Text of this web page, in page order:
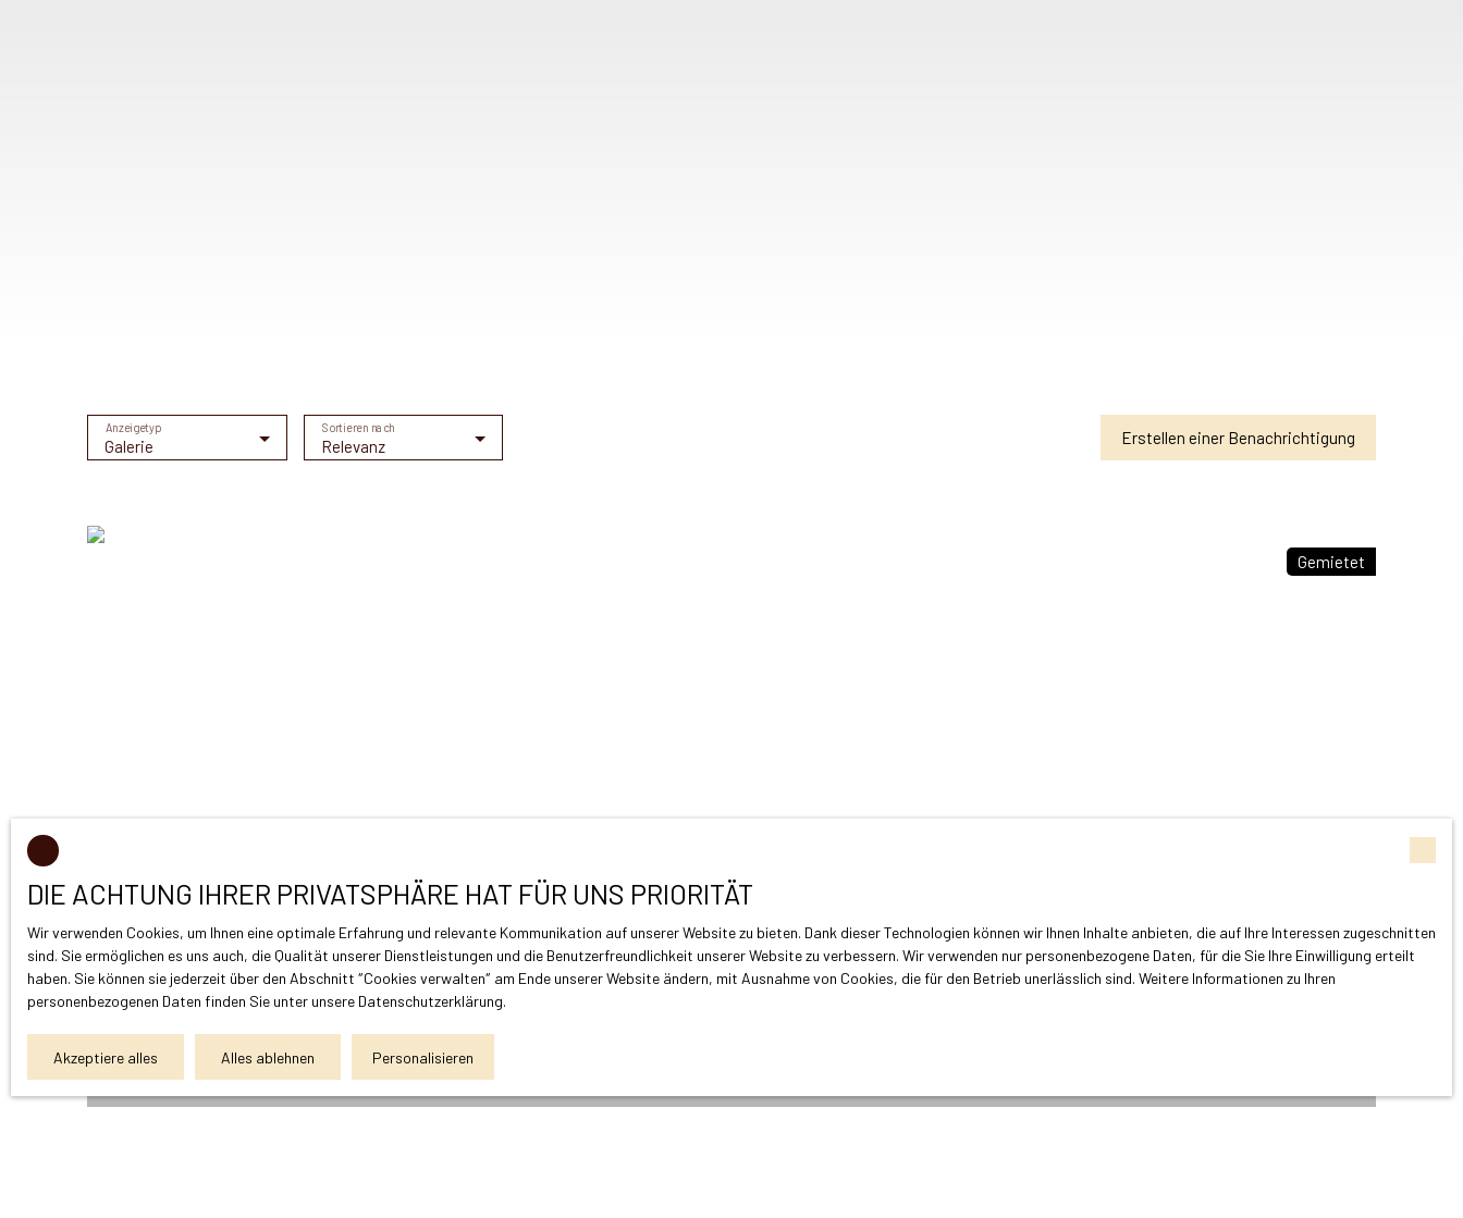
Galerie
Anzeigetyp
Relevanz
Sortieren nach Erstellen einer Benachrichtigung
Gemietet
DIE ACHTUNG IHRER PRIVATSPHÄRE HAT FÜR UNS PRIORITÄT
Wir verwenden Cookies, um Ihnen eine optimale Erfahrung und relevante Kommunikation auf unserer Website zu bieten. Dank dieser Technologien können wir Ihnen Inhalte anbieten, die auf Ihre Interessen zugeschnitten
sind. Sie ermöglichen es uns auch, die Qualität unserer Dienstleistungen und die Benutzerfreundlichkeit unserer Website zu verbessern. Wir verwenden nur personenbezogene Daten, für die Sie Ihre Einwilligung erteilt
haben. Sie können sie jederzeit über den Abschnitt ″Cookies verwalten″ am Ende unserer Website ändern, mit Ausnahme von Cookies, die für den Betrieb unerlässlich sind. Weitere Informationen zu Ihren
personenbezogenen Daten finden Sie unter unsere Datenschutzerklärung.
Akzeptiere alles Alles ablehnen Personalisieren